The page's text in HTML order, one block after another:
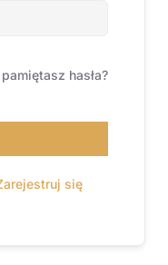
hasła?
się